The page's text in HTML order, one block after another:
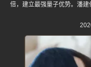
倍，建立最强量子优势。潘